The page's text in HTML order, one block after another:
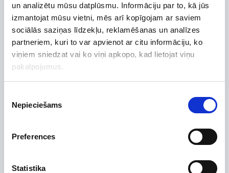
un analizētu mūsu datplūsmu. Informāciju par to, kā jūs
izmantojat mūsu vietni, mēs arī kopīgojam ar saviem
sociālās saziņas līdzekļu, reklamēšanas un analīzes
partneriem, kuri to var apvienot ar citu informāciju, ko
viņiem sniedzat vai ko viņi apkopo, kad lietojat viņu
pakalpojumus.
izvēle
Nepieciešams
Preferences
Statistika
3,46 € *
4,07 € *Detalizētāku informāciju un cenu meklēt